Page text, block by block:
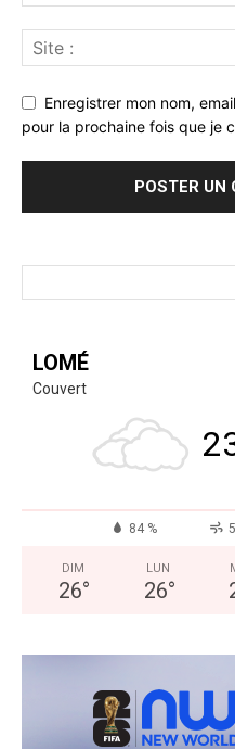
Enregistrer mon nom,
pour la prochaine fois que je
LOMÉ
Couvert
84 %
DIM
26°
LUN
26°